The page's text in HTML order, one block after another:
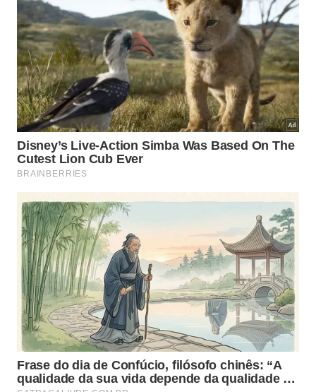
detergente neutro.
Higienizar grades e queimadores separadamente,
sem escovas metálicas.
Enxaguar bem e secar todas as partes antes de
remontar.
Quais hábitos ajudam a preservar o
fogão por mais tempo?
Além da limpeza correta, alguns cuidados simples
do fogão. O uso de detergente neutro,
desengordurantes suaves e água morna com um
pouco de vinagre branco ajuda a dissolver gordura
sem atacar o revestimento, especialmente em
superfícies de inox.
Adotar rotinas breves depois do uso facilita a
manutenção e evita problemas como ferrugem,
entupimento e aparência envelhecida. Entre os
hábitos mais úteis estão:
Remover respingos assim que o fogão esfriar,